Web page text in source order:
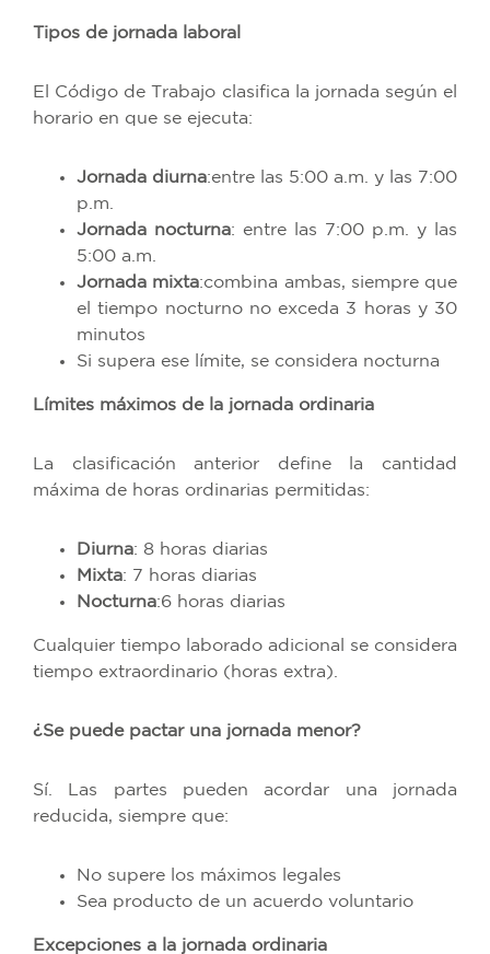
Tipos de jornada laboral
El Código de Trabajo clasifica la jornada según el
horario en que se ejecuta:
Jornada diurna:entre las 5:00 a.m. y las 7:00
p.m.
Jornada nocturna: entre las 7:00 p.m. y las
5:00 a.m.
Jornada mixta:combina ambas, siempre que
el tiempo nocturno no exceda 3 horas y 30
minutos
Si supera ese límite, se considera nocturna
Límites máximos de la jornada ordinaria
La clasificación anterior define la cantidad
máxima de horas ordinarias permitidas:
Diurna: 8 horas diarias
Mixta: 7 horas diarias
Nocturna:6 horas diarias
Cualquier tiempo laborado adicional se considera
tiempo extraordinario (horas extra).
¿Se puede pactar una jornada menor?
Sí. Las partes pueden acordar una jornada
reducida, siempre que:
No supere los máximos legales
Sea producto de un acuerdo voluntario
Excepciones a la jornada ordinaria